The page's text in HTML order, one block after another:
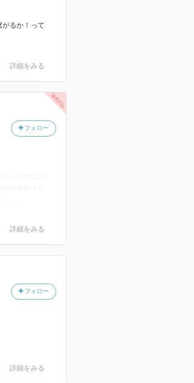
るか！って
詳細をみる
フォロー
詳細をみる
フォロー
詳細をみる